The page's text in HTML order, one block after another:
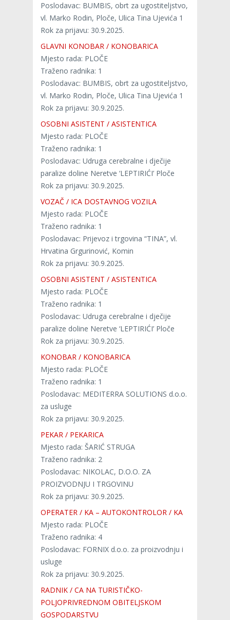
Poslodavac: BUMBIS, obrt za ugostiteljstvo,
vl. Marko Rodin, Ploče, Ulica Tina Ujevića 1
Rok za prijavu: 30.9.2025.
GLAVNI KONOBAR / KONOBARICA
Mjesto rada: PLOČE
Traženo radnika: 1
Poslodavac: BUMBIS, obrt za ugostiteljstvo,
vl. Marko Rodin, Ploče, Ulica Tina Ujevića 1
Rok za prijavu: 30.9.2025.
OSOBNI ASISTENT / ASISTENTICA
Mjesto rada: PLOČE
Traženo radnika: 1
Poslodavac: Udruga cerebralne i dječije
paralize doline Neretve ‘LEPTIRIĆI’ Ploče
Rok za prijavu: 30.9.2025.
VOZAČ / ICA DOSTAVNOG VOZILA
Mjesto rada: PLOČE
Traženo radnika: 1
Poslodavac: Prijevoz i trgovina “TINA”, vl.
Hrvatina Grgurinović, Komin
Rok za prijavu: 30.9.2025.
OSOBNI ASISTENT / ASISTENTICA
Mjesto rada: PLOČE
Traženo radnika: 1
Poslodavac: Udruga cerebralne i dječije
paralize doline Neretve ‘LEPTIRIĆI’ Ploče
Rok za prijavu: 30.9.2025.
KONOBAR / KONOBARICA
Mjesto rada: PLOČE
Traženo radnika: 1
Poslodavac: MEDITERRA SOLUTIONS d.o.o.
za usluge
Rok za prijavu: 30.9.2025.
PEKAR / PEKARICA
Mjesto rada: ŠARIĆ STRUGA
Traženo radnika: 2
Poslodavac: NIKOLAC, D.O.O. ZA
PROIZVODNJU I TRGOVINU
Rok za prijavu: 30.9.2025.
OPERATER / KA – AUTOKONTROLOR / KA
Mjesto rada: PLOČE
Traženo radnika: 4
Poslodavac: FORNIX d.o.o. za proizvodnju i
usluge
Rok za prijavu: 30.9.2025.
RADNIK / CA NA TURISTIČKO-
POLJOPRIVREDNOM OBITELJSKOM
GOSPODARSTVU